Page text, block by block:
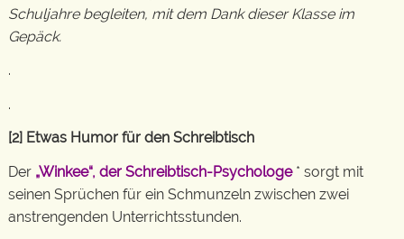
Schuljahre begleiten, mit dem Dank dieser Klasse im
Gepäck.
.
.
[2] Etwas Humor für den Schreibtisch
Der „Winkee“, der Schreibtisch-Psychologe * sorgt mit
seinen Sprüchen für ein Schmunzeln zwischen zwei
anstrengenden Unterrichtsstunden.